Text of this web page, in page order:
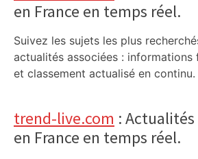
en France en temps réel.
Suivez les sujets les plus
actualités associées : informations
et classement actualisé en continu.
trend-live.com : Actualités
en France en temps réel.